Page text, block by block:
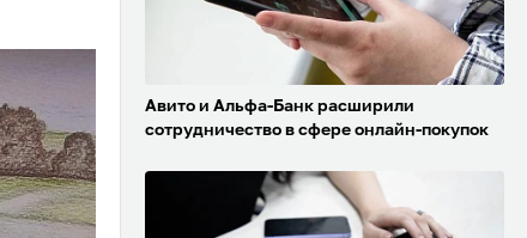
Авито и Альфа-Банк расширили
сотрудничество в сфере онлайн-покупок